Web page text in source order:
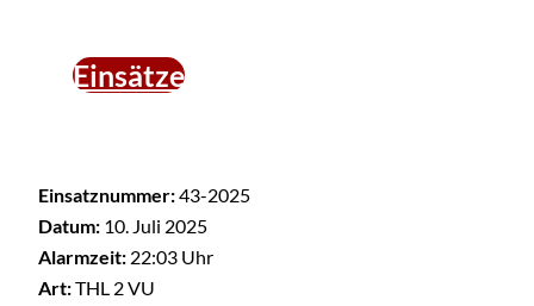
Einsätze
Einsatznummer:43-2025
Datum: 10. Juli 2025
Alarmzeit: 22:03 Uhr
Art:THL 2 VU